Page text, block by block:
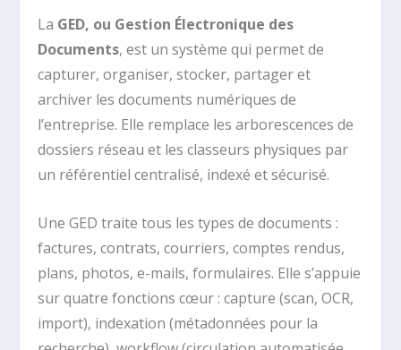
La GED, ou Gestion Électronique des
Documents, est un système qui permet de
capturer, organiser, stocker, partager et
archiver les documents numériques de
l’entreprise. Elle remplace les arborescences de
dossiers réseau et les classeurs physiques par
un référentiel centralisé, indexé et sécurisé.
Une GED traite tous les types de documents :
factures, contrats, courriers, comptes rendus,
plans, photos, e-mails, formulaires. Elle s’appuie
sur quatre fonctions cœur : capture (scan, OCR,
import), indexation (métadonnées pour la